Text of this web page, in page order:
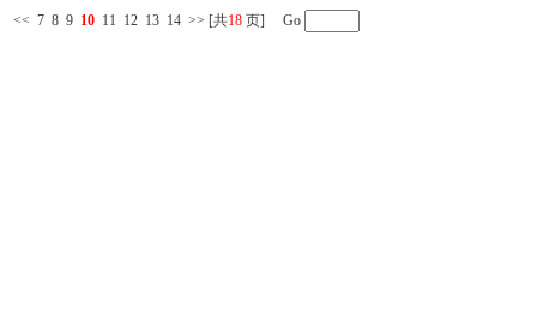
<< 7 8 9 10 11 12 13 14 >> [共18 页] Go